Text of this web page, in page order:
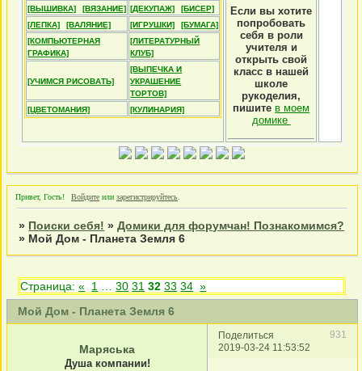
[ВЫШИВКА] [ВЯЗАНИЕ] [ДЕКУПАЖ]
[БИСЕР]
[ЛЕПКА]
[ВАЛЯНИЕ] [ИГРУШКИ]
[БУМАГА]
[КОМПЬЮТЕРНАЯ
ГРАФИКА]
[ЛИТЕРАТУРНЫЙ
КЛУБ]
[УЧИМСЯ РИСОВАТЬ]
[ВЫПЕЧКА И
УКРАШЕНИЕ
ТОРТОВ]
[ЦВЕТОМАНИЯ]
[КУЛИНАРИЯ]
Если вы хотите
попробовать
себя в роли
учителя и
открыть свой
класс в нашей
школе
рукоделия,
пишите в моем
домике
Привет, Гость! Войдите или зарегистрируйтесь
» Поиски себя! »Домики для форумчан! Познакомимся?
» Мой Дом - Планета Земля 6
Мой Дом - Планета Земля 6
Страница:« 1 30 31 32 33 34 »
Поделиться
931
2019-03-24 11:53:52
Маряська
Душа компании!